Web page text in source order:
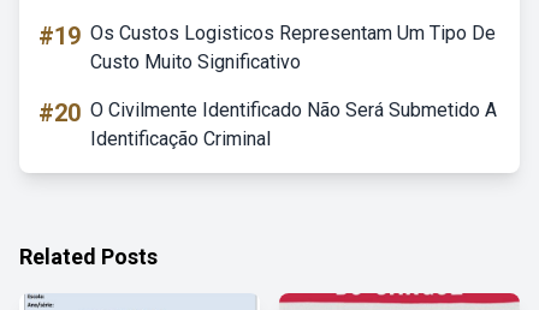
#19 Os Custos Logisticos Representam Um Tipo De
Custo Muito Significativo
#20 O Civilmente Identificado Não Será Submetido A
Identificação Criminal
Related Posts